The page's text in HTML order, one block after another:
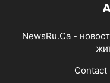
NewsRu.Ca -
Contact